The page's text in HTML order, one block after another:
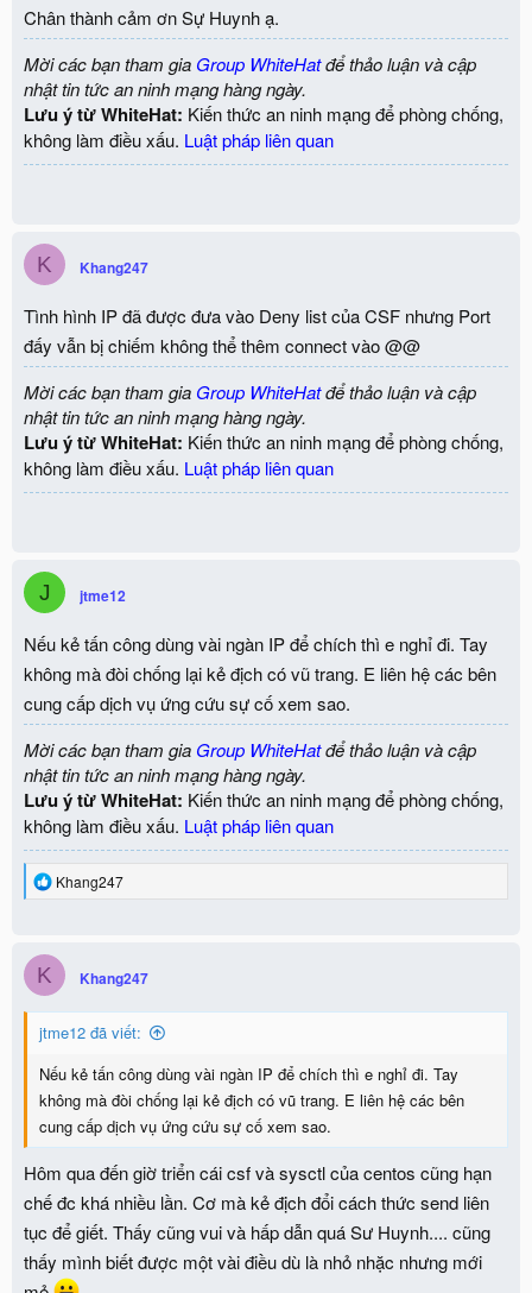
Chân thành cảm ơn Sự Huynh ạ.
Mời các bạn tham gia Group WhiteHatđể thảo luận và cập
nhật tin tức an ninh mạng hàng ngày.
Lưu ý từ WhiteHat: Kiến thức an ninh mạng để phòng chống,
không làm điều xấu. Luật pháp liên quan
K Khang247
Tình hình IP đã được đưa vào Deny list của CSF nhưng Port
đấy vẫn bị chiếm không thể thêm connect vào @@
Mời các bạn tham gia Group WhiteHatđể thảo luận và cập
nhật tin tức an ninh mạng hàng ngày.
Lưu ý từ WhiteHat: Kiến thức an ninh mạng để phòng chống,
không làm điều xấu. Luật pháp liên quan
J jtme12
Nếu kẻ tấn công dùng vài ngàn IP để chích thì e nghỉ đi. Tay
không mà đòi chống lại kẻ địch có vũ trang. E liên hệ các bên
cung cấp dịch vụ ứng cứu sự cố xem sao.
Mời các bạn tham gia Group WhiteHatđể thảo luận và cập
nhật tin tức an ninh mạng hàng ngày.
Lưu ý từ WhiteHat: Kiến thức an ninh mạng để phòng chống,
không làm điều xấu. Luật pháp liên quan
R
t
o
n
s
Khang247
K Khang247
jtme12 đã viết:
Nếu kẻ tấn công dùng vài ngàn IP để chích thì e nghỉ đi. Tay
không mà đòi chống lại kẻ địch có vũ trang. E liên hệ các bên
cung cấp dịch vụ ứng cứu sự cố xem sao.
Hôm qua đến giờ triển cái csf và sysctl của centos cũng hạn
chế đc khá nhiều lần. Cơ mà kẻ địch đổi cách thức send liên
tục để giết. Thấy cũng vui và hấp dẫn quá Sư Huynh.... cũng
thấy mình biết được một vài điều dù là nhỏ nhặc nhưng mới